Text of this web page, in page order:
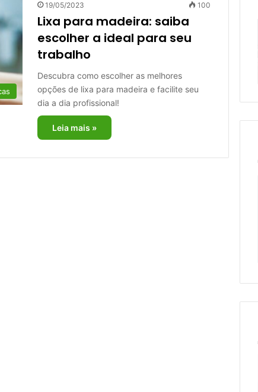
19/05/2023 100
Lixa para madeira: saiba
escolher a ideal para seu
trabalho
Descubra como escolher as melhores
opções de lixa para madeira e facilite seu
dia a dia profissional!
Leia mais »